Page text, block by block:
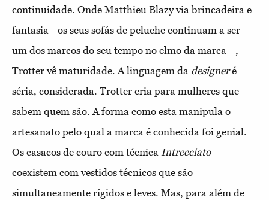
continuidade. Onde Matthieu Blazy via brincadeira e
fantasia—os seus sofás de peluche continuam a ser
um dos marcos do seu tempo no elmo da marca—,
Trotter vê maturidade. A linguagem da designeré
séria, considerada. Trotter cria para mulheres que
sabem quem são. A forma como esta manipula o
artesanato pelo qual a marca é conhecida foi genial.
Os casacos de couro com técnica Intrecciato
coexistem com vestidos técnicos que são
simultaneamente rígidos e leves. Mas, para além de